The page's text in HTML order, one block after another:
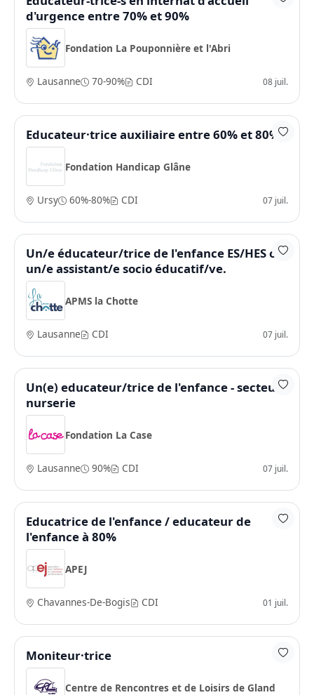
d'urgence entre 70% et 90%
Fondation La Pouponnière et l'Abri
Lausanne 70-90% CDI 08 juil.
Educateur·trice auxiliaire entre 60% et 80%
Fondation Handicap Glâne
Ursy 60%-80% CDI 07 juil.
Un/e éducateur/trice de l'enfance ES/HES ou
un/e assistant/e socio éducatif/ve.
APMS la Chotte
Lausanne CDI 07 juil.
Un(e) educateur/trice de l'enfance - secteur
nurserie
Fondation La Case
Lausanne 90% CDI 07 juil.
Educatrice de l'enfance / educateur de
l'enfance à 80%
APEJ
Chavannes-De-Bogis CDI 01 juil.
Moniteur·trice
Centre de Rencontres et de Loisirs de Gland